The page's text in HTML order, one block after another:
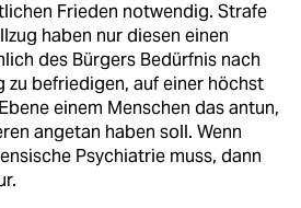
Frieden notwendig. Strafe
haben nur diesen einen
des Bürgers Bedürfnis nach
zu befriedigen, auf einer höchst
einem Menschen das antun,
angetan haben soll. Wenn
Psychiatrie muss, dann